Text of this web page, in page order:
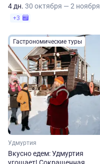
4 дн. 30 октября — 2 ноября
+3
Гастрономические туры
Удмуртия
Вкусно едем: Удмуртия